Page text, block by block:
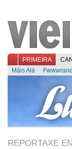
PRIMEIRA
Máis Alá
REPORTAXE